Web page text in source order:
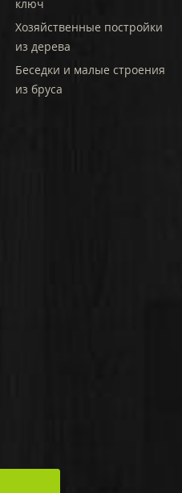
ключ
Хозяйственные постройки
из дерева
Беседки и малые строения
из бруса